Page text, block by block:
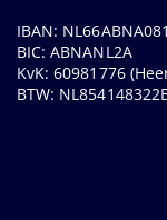
IBAN:
BIC: ABNANL2A
KvK: 60981776
BTW: